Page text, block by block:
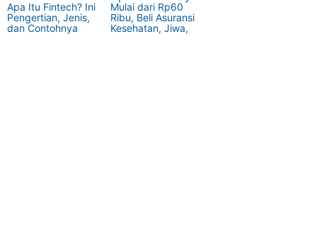
Apa Itu Fintech? Ini
Pengertian, Jenis,
dan Contohnya
Mulai dari Rp60
Ribu, Beli Asuransi
Kesehatan, Jiwa,